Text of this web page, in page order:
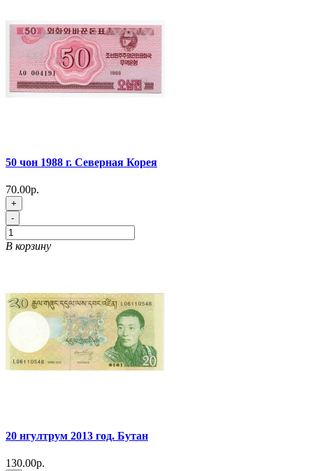
50 чон 1988 г. Северная Корея
70.00р.
+
-
В корзину
20 нгултрум 2013 год. Бутан
130.00р.